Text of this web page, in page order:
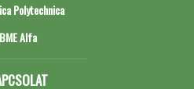
Polytechnica
BME Alfa